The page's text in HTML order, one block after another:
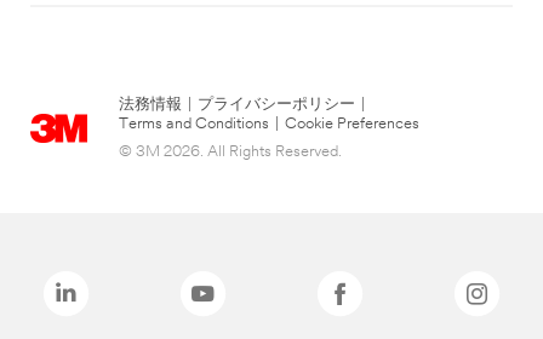
法務情報 プライバシーポリシー
Terms and Conditions
Cookie Preferences
© 3M 2026. All Rights Reserved.